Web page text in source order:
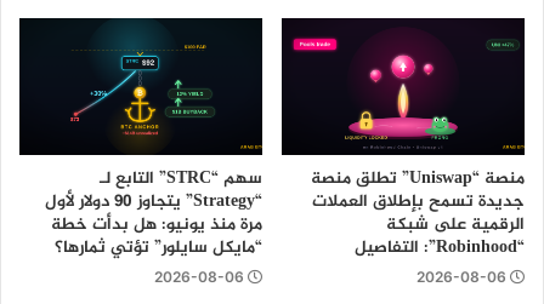
منصة “Uniswap” تطلق منصة
جديدة تسمح بإطلاق العملات
الرقمية على شبكة
“Robinhood”: التفاصيل
2026-08-06
سهم “STRC” التابع لـ
“Strategy” يتجاوز 90 دولار لأول
مرة منذ يونيو: هل بدأت خطة
“مايكل سايلور” تؤتي ثمارها؟
2026-08-06